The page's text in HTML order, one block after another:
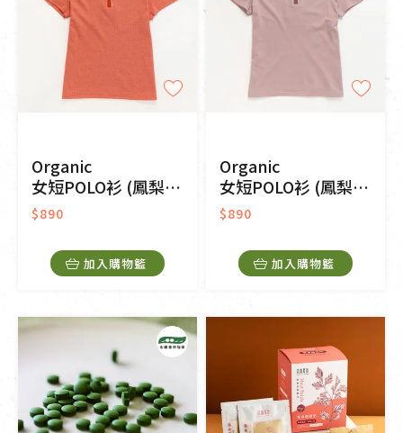
Organic
女短POLO衫 (鳳梨涼感)(橘色)
$890
加入購物籃
Organic
女短POLO衫 (鳳梨涼感)(粉色)
$890
加入購物籃